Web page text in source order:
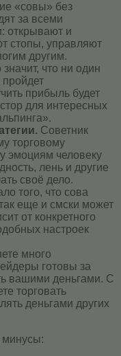
«совы» без
за всеми
открывают и
стопы, управляют
другим.
значит, что ни один
пройдет
прибыль будет
для интересных
Советник
торговому
эмоциям человеку
лень и другие
своё дело.
того, что сова
еще и смски может
от конкретного
настроек
много
готовы за
вашими деньгами. С
торговать
деньгами других
минусы: